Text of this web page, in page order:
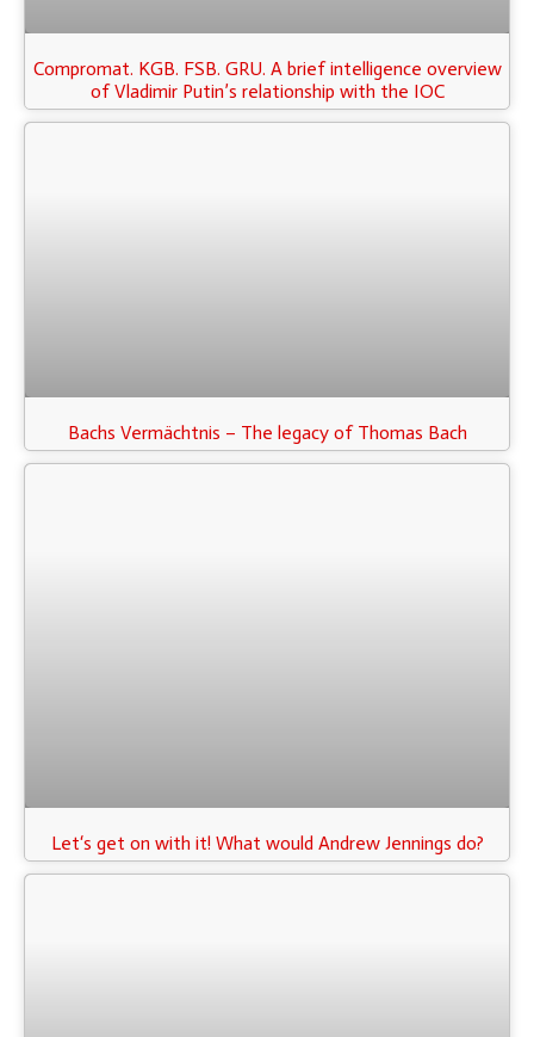
Compromat. KGB. FSB. GRU. A brief intelligence overview
of Vladimir Putin’s relationship with the IOC
Bachs Vermächtnis – The legacy of Thomas Bach
Let‘s get on with it! What would Andrew Jennings do?